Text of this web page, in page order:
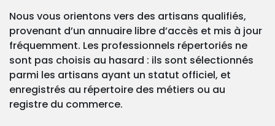
Nous vous orientons vers des artisans qualifiés,
provenant d’un annuaire libre d’accès et mis à jour
fréquemment. Les professionnels répertoriés ne
sont pas choisis au hasard : ils sont sélectionnés
parmi les artisans ayant un statut officiel, et
enregistrés au répertoire des métiers ou au
registre du commerce.